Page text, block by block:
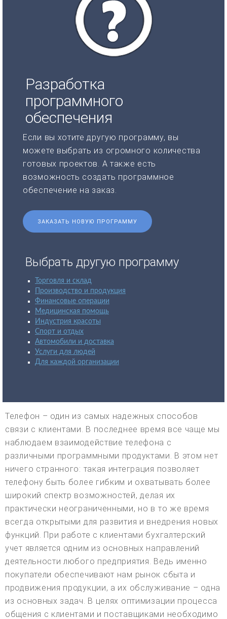
Разработка
программного
обеспечения
Если вы хотите другую программу, вы
можете выбрать из огромного количества
готовых проектов. А также есть
возможность создать программное
обеспечение на заказ.
ЗАКАЗАТЬ НОВУЮ ПРОГРАММУ
Выбрать другую программу
Торговля и склад
Производство и продукция
Финансовые операции
Медицинская помощь
Индустрия красоты
Спорт и отдых
Автомобили и доставка
Услуги для людей
Для каждой организации
Телефон – один из самых надежных способов
связи с клиентами. В последнее время все чаще мы
наблюдаем взаимодействие телефона с
различными программными продуктами. В этом нет
ничего странного: такая интеграция позволяет
телефону быть более гибким и охватывать более
широкий спектр возможностей, делая их
практически неограниченными, но в то же время
всегда открытыми для развития и внедрения новых
функций. При работе с клиентами бухгалтерский
учет является одним из основных направлений
деятельности любого предприятия. Ведь именно
покупатели обеспечивают нам рынок сбыта и
продвижения продукции, а их обслуживание – одна
из основных задач. В целях оптимизации процесса
общения с клиентами и поставщиками необходимо